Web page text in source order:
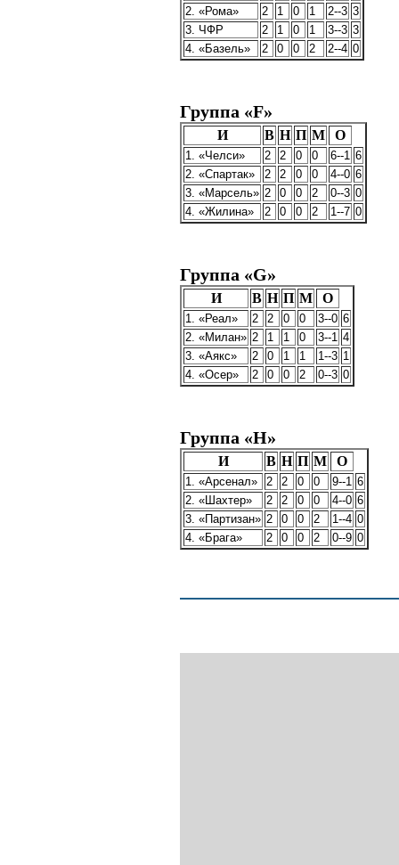
2. «Рома» 2 1 0 1 2--3 3
3. ЧФР
2 1 0 1 3--3 3
4. «Базель»
2 0 0 2 2--4 0
Группа «F»
И В Н П М О
1. «Челси» 2 2 0 0 6--1 6
2. «Спартак»
2 2 0 0 4--0 6
3. «Марсель» 2 0 0 2 0--3 0
4. «Жилина»
2 0 0 2 1--7 0
Группа «G»
И В Н П М О
1. «Реал» 2 2 0 0 3--0 6
2. «Милан» 2 1 1 0 3--1 4
3. «Аякс»
2 0 1 1 1--3 1
4. «Осер»
2 0 0 2 0--3 0
Группа «H»
И В Н П М О
1. «Арсенал» 2 2 0 0 9--1 6
2. «Шахтер»
2 2 0 0 4--0 6
3. «Партизан» 2 0 0 2 1--4 0
4. «Брага»
2 0 0 2 0--9 0